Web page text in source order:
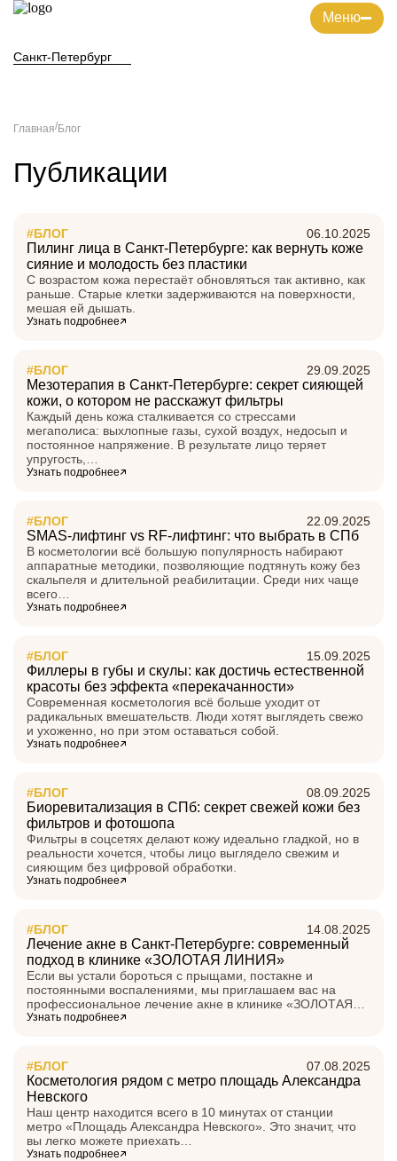
Меню
СпециалистыМероприятия
Санкт-Петербург
Главная/Блог
Публикации
#БЛОГ 06.10.2025
Пилинг лица в Санкт-Петербурге: как вернуть коже
сияние и молодость без пластики
С возрастом кожа перестаёт обновляться так активно, как
раньше. Старые клетки задерживаются на поверхности,
мешая ей дышать.
Узнать подробнее
#БЛОГ 29.09.2025
Мезотерапия в Санкт-Петербурге: секрет сияющей
кожи, о котором не расскажут фильтры
Каждый день кожа сталкивается со стрессами
мегаполиса: выхлопные газы, сухой воздух, недосып и
постоянное напряжение. В результате лицо теряет
упругость,…
Узнать подробнее
#БЛОГ 22.09.2025
SMAS-лифтинг vs RF-лифтинг: что выбрать в СПб
В косметологии всё большую популярность набирают
аппаратные методики, позволяющие подтянуть кожу без
скальпеля и длительной реабилитации. Среди них чаще
всего…
Узнать подробнее
#БЛОГ 15.09.2025
Филлеры в губы и скулы: как достичь естественной
красоты без эффекта «перекачанности»
Современная косметология всё больше уходит от
радикальных вмешательств. Люди хотят выглядеть свежо
и ухоженно, но при этом оставаться собой.
Узнать подробнее
#БЛОГ 08.09.2025
Биоревитализация в СПб: секрет свежей кожи без
фильтров и фотошопа
Фильтры в соцсетях делают кожу идеально гладкой, но в
реальности хочется, чтобы лицо выглядело свежим и
сияющим без цифровой обработки.
Узнать подробнее
#БЛОГ 14.08.2025
Лечение акне в Санкт-Петербурге: современный
подход в клинике «ЗОЛОТАЯ ЛИНИЯ»
Если вы устали бороться с прыщами, постакне и
постоянными воспалениями, мы приглашаем вас на
профессиональное лечение акне в клинике «ЗОЛОТАЯ…
Узнать подробнее
#БЛОГ 07.08.2025
Косметология рядом с метро площадь Александра
Невского
Наш центр находится всего в 10 минутах от станции
метро «Площадь Александра Невского». Это значит, что
вы легко можете приехать…
Узнать подробнее